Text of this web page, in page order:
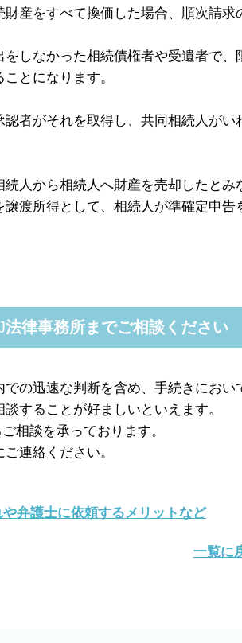
産をすべて換価した場合、順次請求
しなかった相続債権者や受遺者で
とになります。
者がそれを取得し、共同相続人がい
人から相続人へ財産を売却したとみ
渡所得として、相続人が準確定申告
法律事務所までご相談ください
の迅速な判断を含め、手続きにお
することが好ましいといえます。
相談を承っております。
連絡ください。
弁護士に依頼するメリットなど
一覧に